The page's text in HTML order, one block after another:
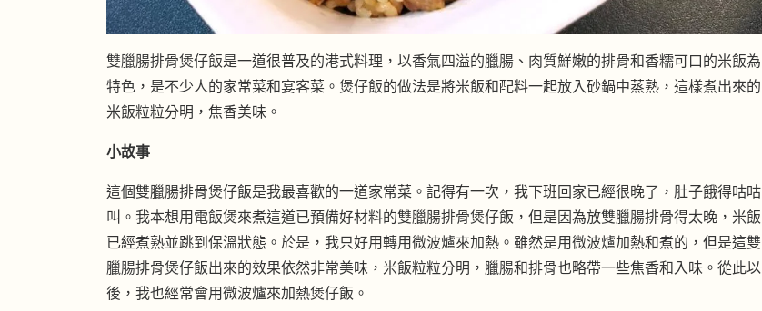
雙臘腸排骨煲仔飯是一道很普及的港式料理，以香氣四溢的臘腸、肉質鮮嫩的排骨和香糯可口的米飯為
特色，是不少人的家常菜和宴客菜。煲仔飯的做法是將米飯和配料一起放入砂鍋中蒸熟，這樣煮出來的
米飯粒粒分明，焦香美味。
小故事
這個雙臘腸排骨煲仔飯是我最喜歡的一道家常菜。記得有一次，我下班回家已經很晚了，肚子餓得咕咕
叫。我本想用電飯煲來煮這道已預備好材料的雙臘腸排骨煲仔飯，但是因為放雙臘腸排骨得太晚，米飯
已經煮熟並跳到保溫狀態。於是，我只好用轉用微波爐來加熱。雖然是用微波爐加熱和煮的，但是這雙
臘腸排骨煲仔飯出來的效果依然非常美味，米飯粒粒分明，臘腸和排骨也略帶一些焦香和入味。從此以
後，我也經常會用微波爐來加熱煲仔飯。